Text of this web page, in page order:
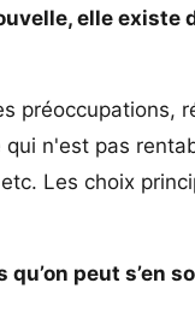
elle existe
préoccupations,
n'est pas
Les choix
peut s’en